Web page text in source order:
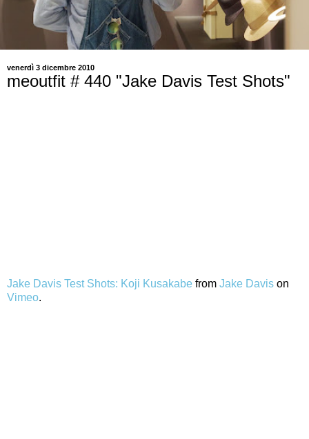
venerdì 3 dicembre 2010
meoutfit # 440 "Jake Davis Test Shots"
Jake Davis Test Shots: Koji Kusakabe from Jake Davis on
Vimeo.